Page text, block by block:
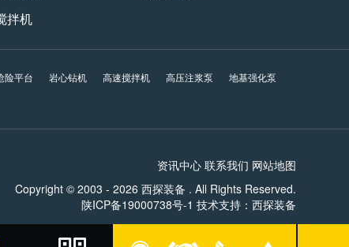
拌机
险平台 岩心钻机 高速搅拌机 高压注浆泵
地基强化泵
资讯中心 联系我们 网站地图
Copyright © 2003 - 2026 西探装备 . All Rights Reserved.
陕ICP备19000738号-1 技术支持： 西探装备